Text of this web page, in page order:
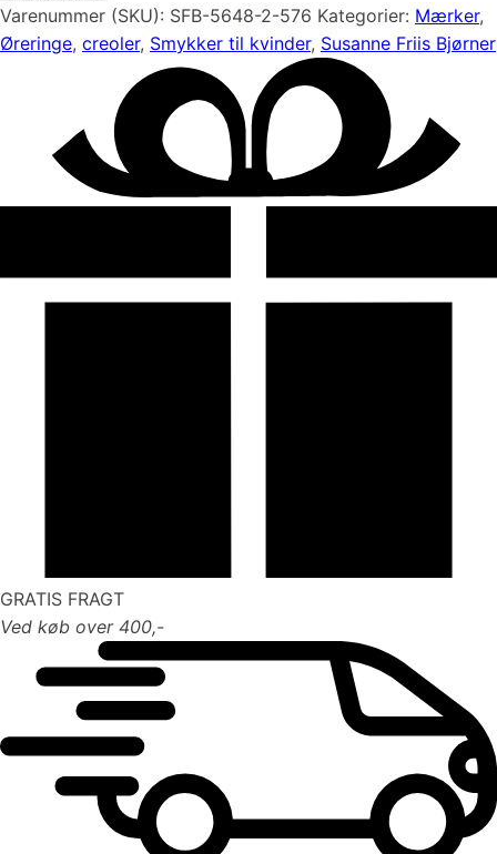
sølv
med
Susanne
Bjørner
Varenummer (SKU): SFB-5648-2-576 Kategorier: Mærker,
Øreringe, creoler, Smykker til kvinder, Susanne Friis Bjørner
GRATIS FRAGT
Ved køb over 400,-